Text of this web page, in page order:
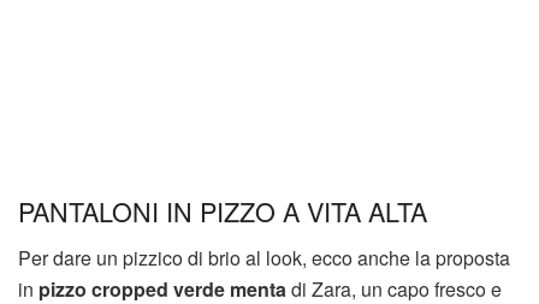
PANTALONI IN PIZZO A VITA ALTA
Per dare un pizzico di brio al look, ecco anche la proposta
in pizzo cropped verde mentadi Zara, un capo fresco e